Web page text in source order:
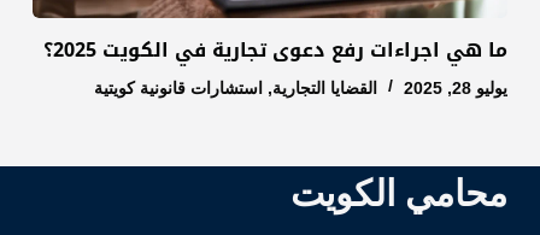
ما هي اجراءات رفع دعوى تجارية في الكويت 2025؟
يوليو 28, 2025 القضايا التجارية, استشارات قانونية كويتية
محامي الكويت